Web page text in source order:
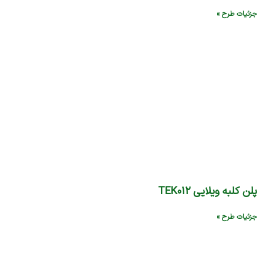
جزئیات طرح »
پلن کلبه ویلایی TEK۰۱۲
جزئیات طرح »